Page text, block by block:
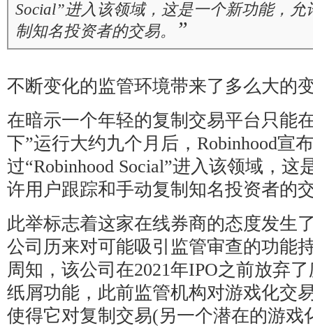
Social”进入该领域，这是一个新功能，
制知名投资者的交易。
”
不断变化的监管环境带来了多么大的
在暗示一个年轻的复制交易平台只能
下”运行大约九个月后，Robinhood宣
过“Robinhood Social”进入该领域，这
许用户跟踪和手动复制知名投资者的
此举标志着这家在线券商的态度发生
公司历来对可能吸引监管审查的功能
周知，该公司在2021年IPO之前放弃
纸屑功能，此前监管机构对游戏化交
使得它对复制交易(另一个潜在的游戏